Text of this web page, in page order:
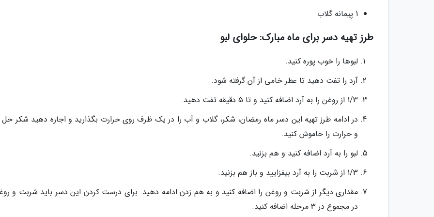
1 پیمانه گلاب
طرز تهیه دسر برای ماه مبارک: حلوای لبو
لبوها را خوب پوره کنید.
آرد را تفت دهید تا عطر خامی از آن گرفته شود.
1/3 از روغن را به آرد اضافه کنید و تا 5 دقیقه تفت دهید.
در ادامه طرز تهیه این دسر ماه رمضان، شکر، گلاب و آب را در یک ظرف روی حرارت بگذارید و اجازه دهید شکر
و حرارت را خاموش کنید.
لبو را به آرد اضافه کنید و هم بزنید.
1/3 از شربت را به آرد بیفزایید و باز هم بزنید.
مقداری دیگر از شربت و روغن را اضافه کنید و به هم زدن ادامه دهید. برای درست کردن این دسر باید شربت و
در مجموع در 3 مرحله اضافه کنید.